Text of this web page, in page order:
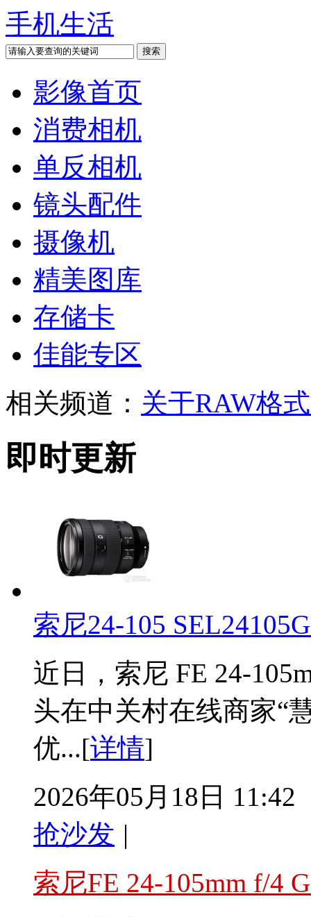
手机生活
影像首页
消费相机
单反相机
镜头配件
摄像机
精美图库
存储卡
佳能专区
相关频道： 关于RAW格
即时更新
索尼24-105
近日，索尼 FE 24-
头在中关村在线商家“
优...[详情]
2026年05月18日 11:42
抢沙发 |
索尼FE 24-105mm f/4